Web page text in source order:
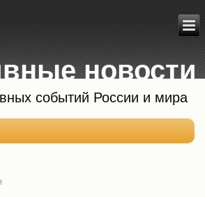
новости
событий России и мира